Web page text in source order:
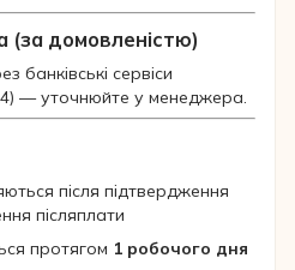
(за домовленістю)
банківські сервіси
— уточнюйте у менеджера.
після підтвердження
післяплати
протягом 1 робочого дня